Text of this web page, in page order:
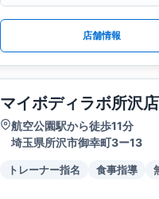
店舗情報
マイボディラボ所沢店
航空公園駅から徒歩11分
埼玉県所沢市御幸町3ー13
トレーナー指名 食事指導